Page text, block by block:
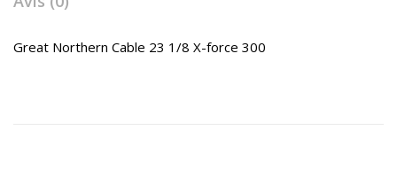
Great Northern Cable 23 1/8 X-force 300